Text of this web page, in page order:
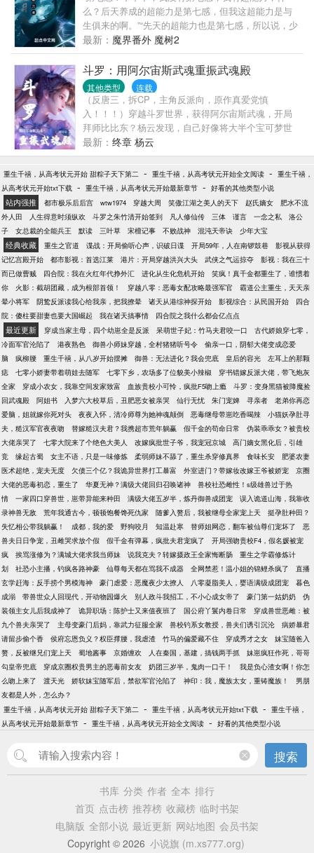
么？后天养成的超能力是第七感，但我这超能力是与
生俱来的啊。”“先天的超能力也是第七感，所以说，少
年，拯救世界吧！”“好吧，你说是就是，等等，你这是
传销吧！”至此，少年长蛇踏上了VV学院拯救世界的...
最新： 魔界番外 魔树2
斗罗：用阿尔宙斯武魂重振武魂殿
其他类型 连载
（反唐三，拆CP，主角反派向，原作真爱党慎
入！！！）穿越斗罗世界，获得阿尔宙斯武魂，开局
拜师比比东？杨云发现，自己好像将大半个宝可梦世
界，带在了身上。比比东：待到你成神之日，我也终
于能放下权杖，为你温茶，侍奉左右。千道流：此子
狼子野心，幸好...
最新： 终章 杨云
重生千禧，从高考状元开始 甜粽子天下第二 - 重生千禧，从高考状元开始全文阅读 - 重生千禧，
从高考状元开始txt下载 - 重生千禧，从高考状元开始最新章节 - 好看的其他类型小说
站内强推 都市极乐后后宫 wtw1974 穿越大周 笑傲江湖之美人的天下 赵氏嫡女
肥水不流
外人田
人生得意时须纵欢 斗罗之朱竹清开始签到 凡人修仙传 三体 谨言 一念之私
洛公
子
女总裁的全能兵王 默读 三叶草 宋檀记事 不败战神 混沌天帝诀 少年大宝
经典收藏 重生之官道 谍战：开局偷听心声，识破日谍 开局59年，人在南锣鼓巷
影视从获得
记忆宫殿开始
都市影视：首选江莱 港片：开局穿越洪兴大头 武侠之气运掠夺
影视：我在三十
而已做曹贼
四合院：我在火红年代挣外汇 进化从生化危机开始
笑疯！真千金都重生了，谁惯着
你
火影：截胡团藏，成为根部首领！ 穿越八零：恶毒女配攻略最强军官
霸道公主重生，天天亲
晕小将军
阴鸷反派读我心给我亲，把我撩晕 诸天从港综神探开始 影视综合：从民国开始
四合
院：傻柱要甜妻也要大国崛起
我在诸天搞事情 四合院之我什么都会亿点点
最近更新 穿成当家主母，四个幼崽全是反派 呆萌世子妃：竹马夫君咬一口
古代娇娘穿七零，
冷面军官沦陷了
港夜熟色 御兽小师妹穿越，全村猪猪听号令
偷亲一口，阴郁大佬变成恋爱
脑
疯柳腰 重生千禧，从八岁开始摆摊 御兽：无法进化？我会兜底 皇后的容光
左耳上的那颗
痣
七零小娇妻带着萌娃去随军 七零下乡，农场多了位貌美小辣椒
穿书错嫁反派大佬，带飞炮灰
全家
穿成小农女，我靠空间发家致富 血族贵校小可怜，疯批F5吻上瘾
斗罗：变身黑猫被降魔捡
回武魂殿
阿姐书 入梦六大校草后，丑肥恶女被亲哭 仙行无忧 朱门宠婢 寻亲者
老弟你再恋
爱脑，姐就嫁你死对头
夜夜入怀，清冷师尊为她神魂颠倒 恶毒继母带崽吃香喝辣
小猫妖孕肚寻
夫，糙汉军官夜夜吻
替嫁糙汉夫君？我携超市荒年躺赢 假千金的苟命日常
伪装乖乖女？被贵校
大佬亲哭了
七零大院来了个绝色大美人 改嫁疯批世子爷，我宠冠京城
高门嫡女黑化后，引雄
竞
缘起古蜀 女主不语，只是一味修炼 柔弱师妹不舔了，重生杀穿修真界 食味长安
肥婆农妻
医术超绝，宠夫无度
欠债三个亿？我诡异世界打工暴富 外室进门？带嫁妆改嫁王爷被娇宠
京圈
大佬的恶毒初恋，重生了
华夏无神？满级大佬回归召唤诸神
兽校社恐雌性！s级雄兽过于热
情
一家四口穿兽世，崽带异能来种田 满级大佬五岁半，炼丹御兽成团宠
误入诡道山海，我靠收
录神兽无敌
荒年我通古今，顿顿饱餐馋死仇家 随爹入赘后，我被继母全家宠上天
挺孕肚种田？
失忆相公带我躺赢！
成都，我的爱 野狗咬月 知温赴寒 替师姐网恋，翻车被仙尊们宠坏了
恶
兽夫日日争宠，丑雌哭求放个假
假千金有弹幕，疯批夫君宠疯了
开局强吻贵校F4，假名媛被宠
疯
挨骂涨修为？满城大佬求我当师妹 说我克夫？转嫁摄政王全家悔断肠
重生之学霸修炼计
划
社恐小主播，钓疯各路神豪 仙尊每天都在骂我不成器 全网禁惹！温小姐的锦鲤杀疯了
直播
玄学赶海：反手捞个男模海神
豪门虐爱：恶魔夜少太撩人 八零凝脂美人，婴语满级成团宠
暮色
成溺
带兽世众人回现代，开动物园爆火 别人政斗我招工，不小心成女帝了 豪门第一姑奶奶
伪
装领主女儿后我成神了
诡异职场：陈护士又来值夜班了 国公府丫鬟内卷日常
穿成兽世恶雌：被
九个兽夫亲哭了
主母变豪门后妈，靠武力征服全家 兽校钓系女教授，兽夫们诱引沉沦
病娇暴君
请留步偷个香
侯府忘恩负义？权臣撑腰，我虐渣 竹马的偏爱藏不住 穿成秀才之女
妹宝随爸入
赘，反被继兄们宠上天
蜀地酱事 京婚缠欢 人在秦国，基建，搞钱两手抓
妹崽疯狂作死，哥哥
勾皇帝兜底
穿成京圈权贵男主的恶毒前女友 奶团三岁半，鬼肉一口干！
我是负心渣女啊！你怎
么吻上来了
渡天光 娇软妹宝随军后，禁欲军官沦陷了 神印：我，魔族太女，重铸魔族！
男朋
友都是人外，怎么办？
重生千禧，从高考状元开始 甜粽子天下第二 - 重生千禧，从高考状元开始txt下载 - 重生千禧，
从高考状元开始最新章节 - 重生千禧，从高考状元开始全文阅读 - 好看的其他类型小说
搜索
书库 分类 作者 全本 排行
首页 点击榜 推荐榜 收藏榜 临时书架
电脑版 全部小说 最近更新 网站地图 会员书架
Copyright © 2026 小说旗 (m.xs777.org)